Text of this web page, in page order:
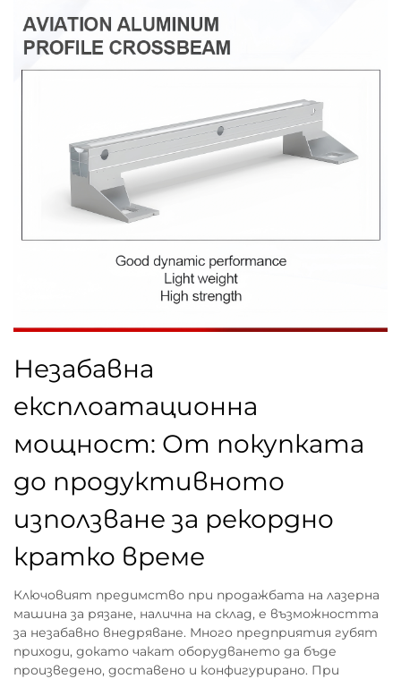
Незабавна
експлоатационна
мощност: От покупката
до продуктивното
използване за рекордно
кратко време
Ключовият предимство при продажбата на лазерна
машина за рязане, налична на склад, е възможността
за незабавно внедряване. Много предприятия губят
приходи, докато чакат оборудването да бъде
произведено, доставено и конфигурирано. При